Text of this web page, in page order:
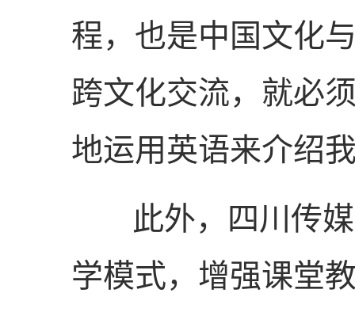
程，也是中国文化
跨文化交流，就必
地运用英语来介绍
此外，四川传媒
学模式，增强课堂